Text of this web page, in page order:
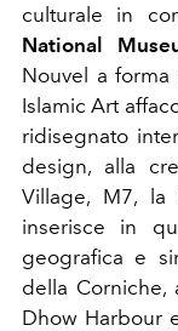
culturale in
National
Nouvel a
Islamic Art
ridisegnato
design, alla
Village, M7, la
inserisce in
geografica e
della
Dhow Harbour